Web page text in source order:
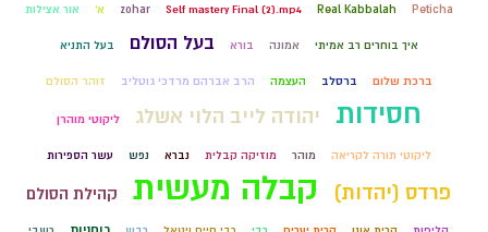
Peticha
Real Kabbalah
Self mastery Final (2).mp4
zohar א' אור אצילות
איך בוחרים רב אמיתי אמונה בורא בעל הסולם בעל התניא
ברכת שלום ברסלב העצמה הרב אברהם מרדכי גוטליב זוהר הסולם
חסידות יהודה לייב הלוי אשלג ליקוטי מוהרן
ליקוטי תורה לקריאה מוהר מוזיקה קבלית נברא נפש עשר הספירות
פרדס (יהדות) קבלה מעשית קהילת הסולם